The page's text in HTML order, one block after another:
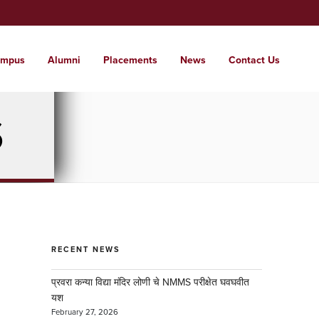
Alumni Placements News Contact Us
of the institute
a world where students are nurtured into
citizens with local roots.
of institutes from KG to PG and
. . .
campus for care free learning.
RECENT NEWS
प्रवरा कन्या विद्या मंदिर लोणी चे NMMS परीक्षेत घवघवीत
यश
February 27, 2026